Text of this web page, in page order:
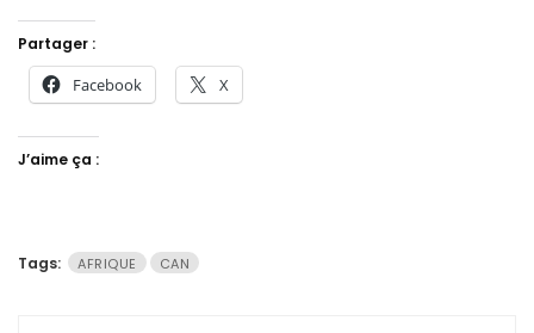
Partager :
Facebook X
J’aime ça :
Tags: AFRIQUE CAN